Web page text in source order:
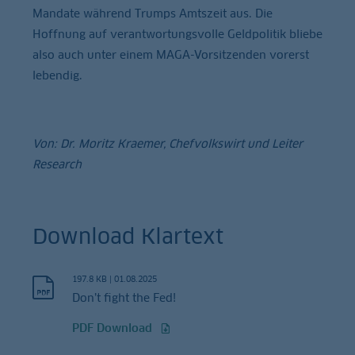
Mandate während Trumps Amtszeit aus. Die
Hoffnung auf verantwortungsvolle Geldpolitik bliebe
also auch unter einem MAGA-Vorsitzenden vorerst
lebendig.
Von: Dr. Moritz Kraemer, Chefvolkswirt und Leiter
Research
Download Klartext
197.8 KB | 01.08.2025
Don’t fight the Fed!
PDF Download